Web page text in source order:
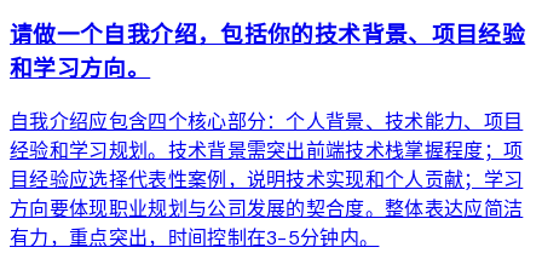
请做一个自我介绍，包括你的技术背景、项目经验
和学习方向。
自我介绍应包含四个核心部分：个人背景、技术能力、项目
经验和学习规划。技术背景需突出前端技术栈掌握程度；项
目经验应选择代表性案例，说明技术实现和个人贡献；学习
方向要体现职业规划与公司发展的契合度。整体表达应简洁
有力，重点突出，时间控制在3-5分钟内。